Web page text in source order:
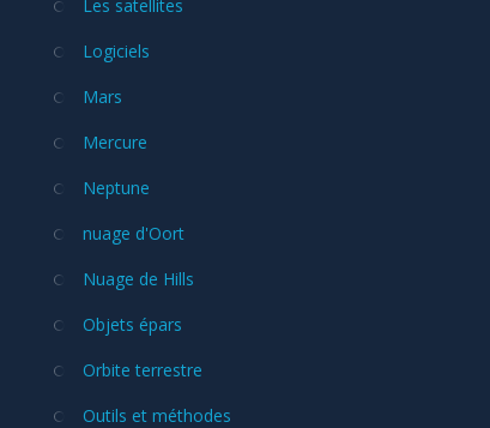
Les satellites
Logiciels
Mars
Mercure
Neptune
nuage d'Oort
Nuage de Hills
Objets épars
Orbite terrestre
Outils et méthodes